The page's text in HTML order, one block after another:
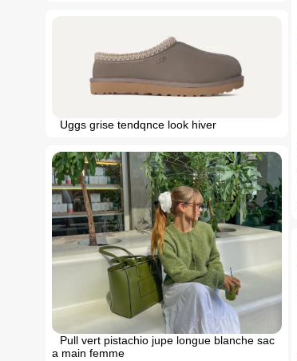
Uggs grise tendqnce look hiver
Pull vert pistachio jupe longue blanche sac
a main femme